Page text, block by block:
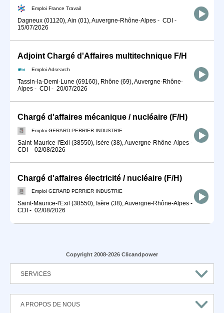
Emploi France Travail
Dagneux (01120), Ain (01), Auvergne-Rhône-Alpes - CDI -
15/07/2026
Adjoint Chargé d'Affaires multitechnique F/H
Emploi Adsearch
Tassin-la-Demi-Lune (69160), Rhône (69), Auvergne-Rhône-
Alpes - CDI - 20/07/2026
Chargé d'affaires mécanique / nucléaire (F/H)
Emploi GERARD PERRIER INDUSTRIE
Saint-Maurice-l'Exil (38550), Isère (38), Auvergne-Rhône-Alpes -
CDI - 02/08/2026
Chargé d'affaires électricité / nucléaire (F/H)
Emploi GERARD PERRIER INDUSTRIE
Saint-Maurice-l'Exil (38550), Isère (38), Auvergne-Rhône-Alpes -
CDI - 02/08/2026
Copyright 2008-2026 Clicandpower
SERVICES
A PROPOS DE NOUS